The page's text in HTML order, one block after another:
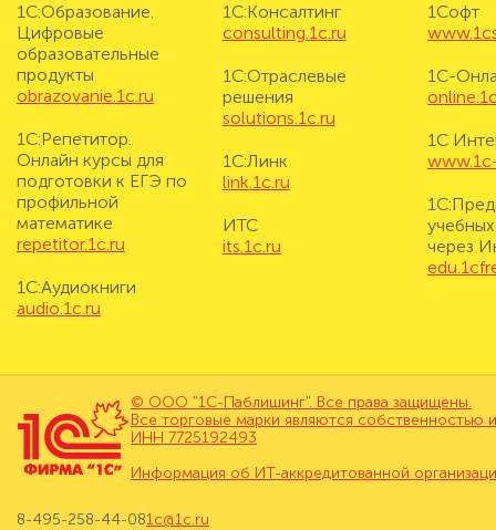
1С:Образование.
Цифровые
образовательные
продукты
obrazovanie.1c.ru
1С:Репетитор.
Онлайн курсы для
подготовки к ЕГЭ по
профильной
математике
repetitor.1c.ru
1С:Аудиокниги
audio.1c.ru
1С:Консалтинг
consulting.1c.ru
1С:Отраслевые
решения
solutions.1c.ru
1С:Линк
link.1c.ru
ИТС
its.1c.ru
1Софт
1С-
1С
через
© ООО "1С-Паблишинг". Все права защищены.
Все торговые марки являются собственностью
ИНН 7725192493
Информация об ИТ-аккредитованной
8-495-258-44-081c@1c.ru